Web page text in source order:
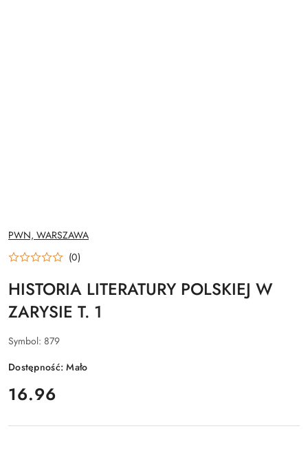
NAZWA
PRODUCENTA:
PWN, WARSZAWA
(0)
HISTORIA LITERATURY POLSKIEJ W
ZARYSIE T. 1
Symbol: 879
Dostępność:Mało
cena:
16.96